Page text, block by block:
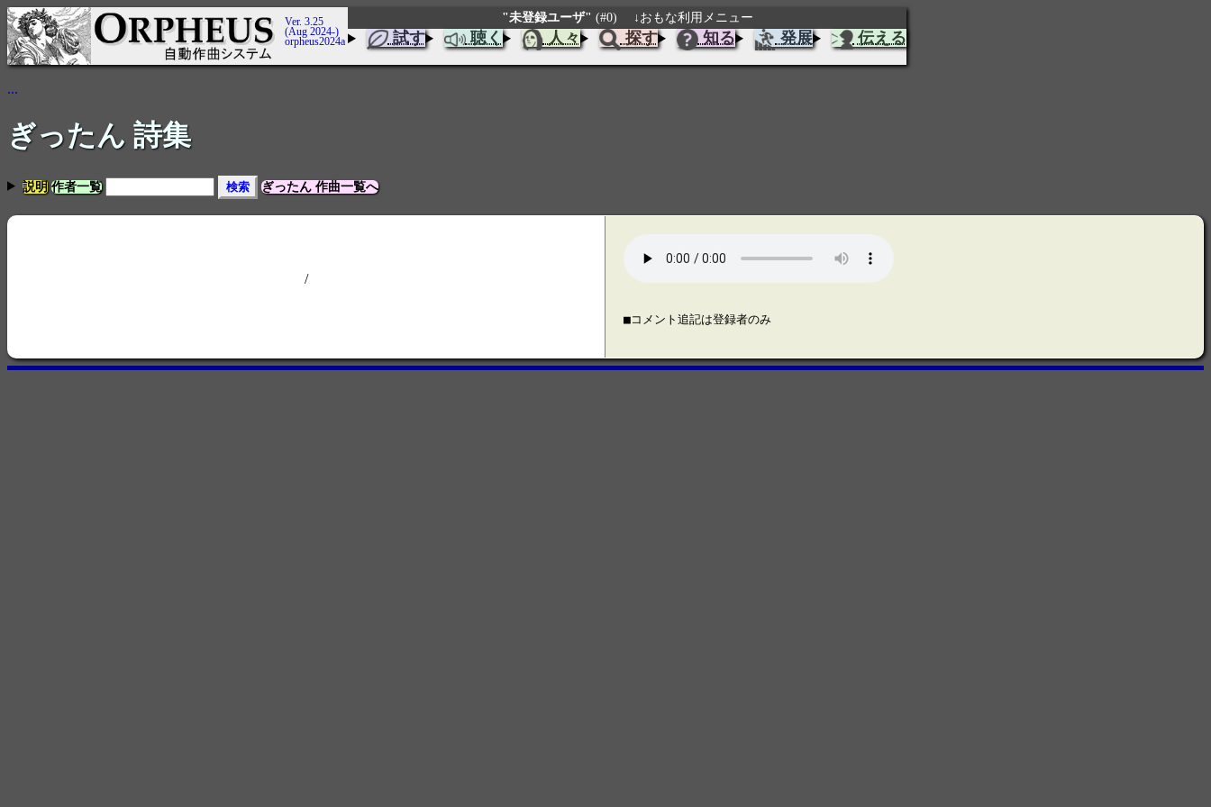
Ver. 3.25
(Aug 2024-)
orpheus2024a
"未登録ユーザ" (#0) ↓おもな利用メニュー
試す 聴く 人々 探す 知る 発展 伝える
...
ぎったん 詩集
説明 作者一覧 ぎったん 作曲一覧へ
/
■コメント追記は登録者のみ